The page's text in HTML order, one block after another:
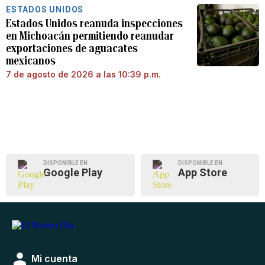
ESTADOS UNIDOS
Estados Unidos reanuda inspecciones
en Michoacán permitiendo reanudar
exportaciones de aguacates
mexicanos
7 de agosto de 2026 a las 10:39 p.m.
DISPONIBLE EN
Google Play
DISPONIBLE EN
App Store
Mi cuenta